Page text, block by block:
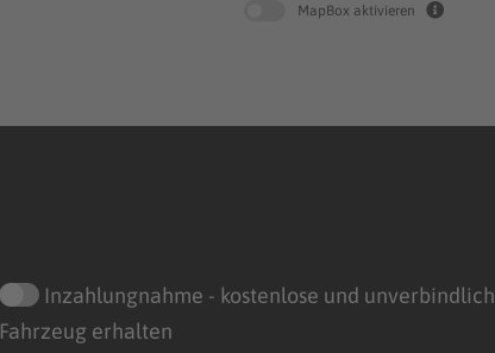
MapBox aktivieren
Inzahlungnahme - kostenlose und
Fahrzeug erhalten